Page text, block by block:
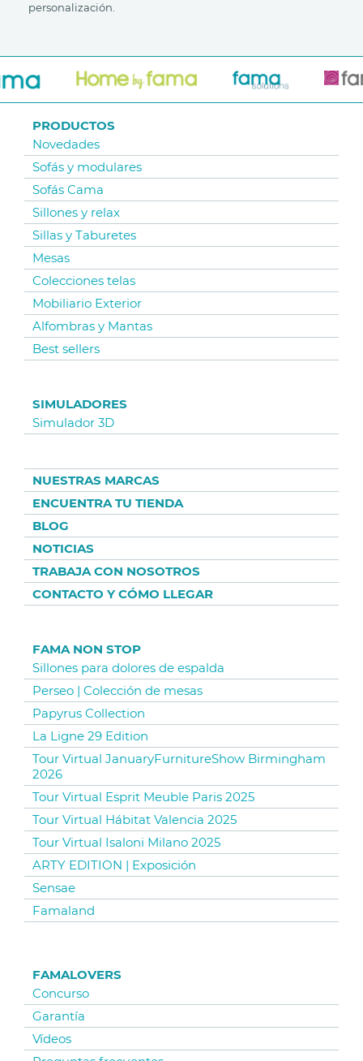
personalización.
PRODUCTOS
Novedades
Sofás y modulares
Sofás Cama
Sillones y relax
Sillas y Taburetes
Mesas
Colecciones telas
Mobiliario Exterior
Alfombras y Mantas
Best sellers
SIMULADORES
Simulador 3D
NUESTRAS MARCAS
ENCUENTRA TU TIENDA
BLOG
NOTICIAS
TRABAJA CON NOSOTROS
CONTACTO Y CÓMO LLEGAR
FAMA NON STOP
Sillones para dolores de espalda
Perseo | Colección de mesas
Papyrus Collection
La Ligne 29 Edition
Tour Virtual JanuaryFurnitureShow Birmingham
2026
Tour Virtual Esprit Meuble Paris 2025
Tour Virtual Hábitat Valencia 2025
Tour Virtual Isaloni Milano 2025
ARTY EDITION | Exposición
Sensae
Famaland
FAMALOVERS
Concurso
Garantía
Vídeos